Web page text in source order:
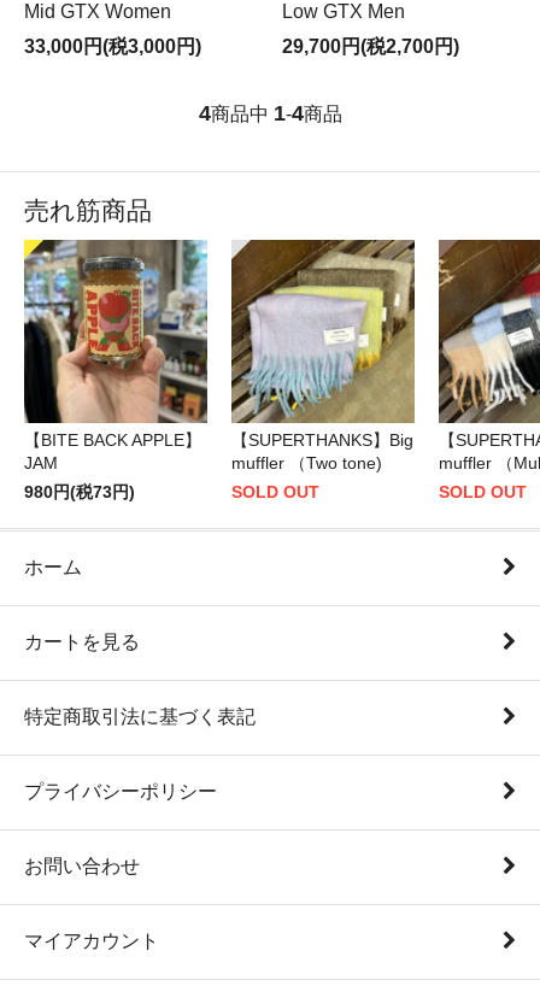
Mid GTX Women
33,000円(税3,000円)
Low GTX Men
29,700円(税2,700円)
4商品中 1-4商品
売れ筋商品
【BITE BACK APPLE】
JAM
980円(税73円)
【SUPERTHANKS】Big
muffler （Two tone)
SOLD OUT
【
muffler （
SOLD OUT
ホーム
カートを見る
特定商取引法に基づく表記
プライバシーポリシー
お問い合わせ
マイアカウント